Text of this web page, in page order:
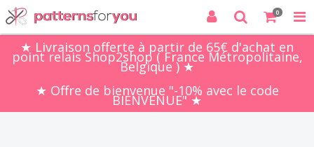
★ Livraison offerte à partir de 65€ d'achat en
point relais Shop2shop ( France Métropolitaine,
Belgique ) ★
★ Offre de bienvenue "-10% avec le code
BIENVENUE" ★
0